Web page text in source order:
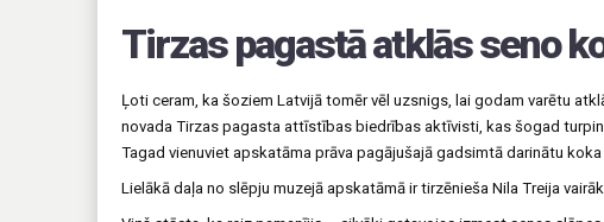
Tirzas pagastā atklās seno
Ļoti ceram, ka šoziem Latvijā tomēr vēl uzsnigs, lai godam varētu
novada Tirzas pagasta attīstības biedrības aktīvisti, kas šogad
Tagad vienuviet apskatāma prāva pagājušajā gadsimtā darinātu
Lielākā daļa no slēpju muzejā apskatāmā ir tirzēnieša Nila Treija